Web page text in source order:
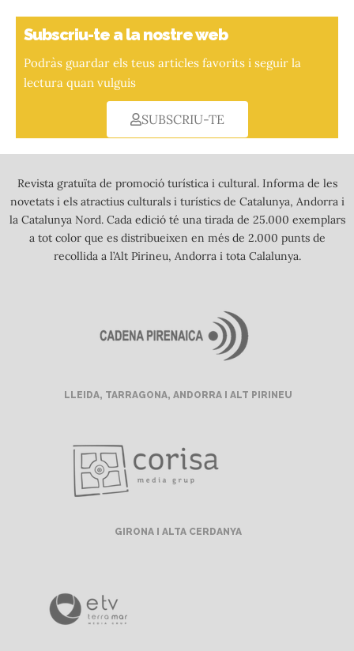
Subscriu-te a la nostre web
Podràs guardar els teus articles favorits i seguir la
lectura quan vulguis
SUBSCRIU-TE
Revista gratuïta de promoció turística i cultural. Informa de les
novetats i els atractius culturals i turístics de Catalunya, Andorra i
la Catalunya Nord. Cada edició té una tirada de 25.000 exemplars
a tot color que es distribueixen en més de 2.000 punts de
recollida a l’Alt Pirineu, Andorra i tota Calalunya.
LLEIDA, TARRAGONA, ANDORRA I ALT PIRINEU
GIRONA I ALTA CERDANYA